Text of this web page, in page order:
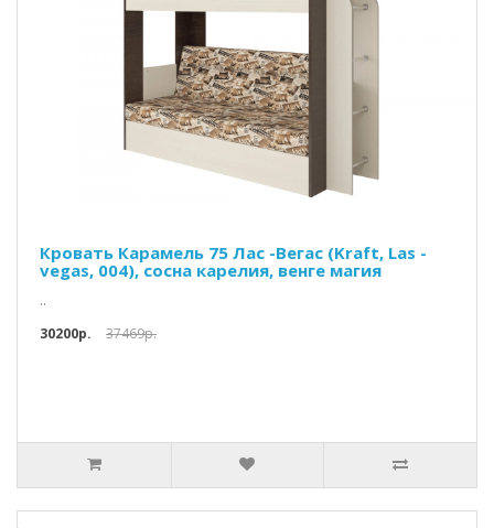
Спальное место кровати:1900х800 мм.
Простой и надёжный механизм трансформации - книжка.
Матрас на верхний ярус в стоимость кровати не входит и
приобретается отдельно.
Кровать Карамель 75 Лас -Вегас (Kraft, Las -
vegas, 004), сосна карелия, венге магия
..
30200p.
37469p.